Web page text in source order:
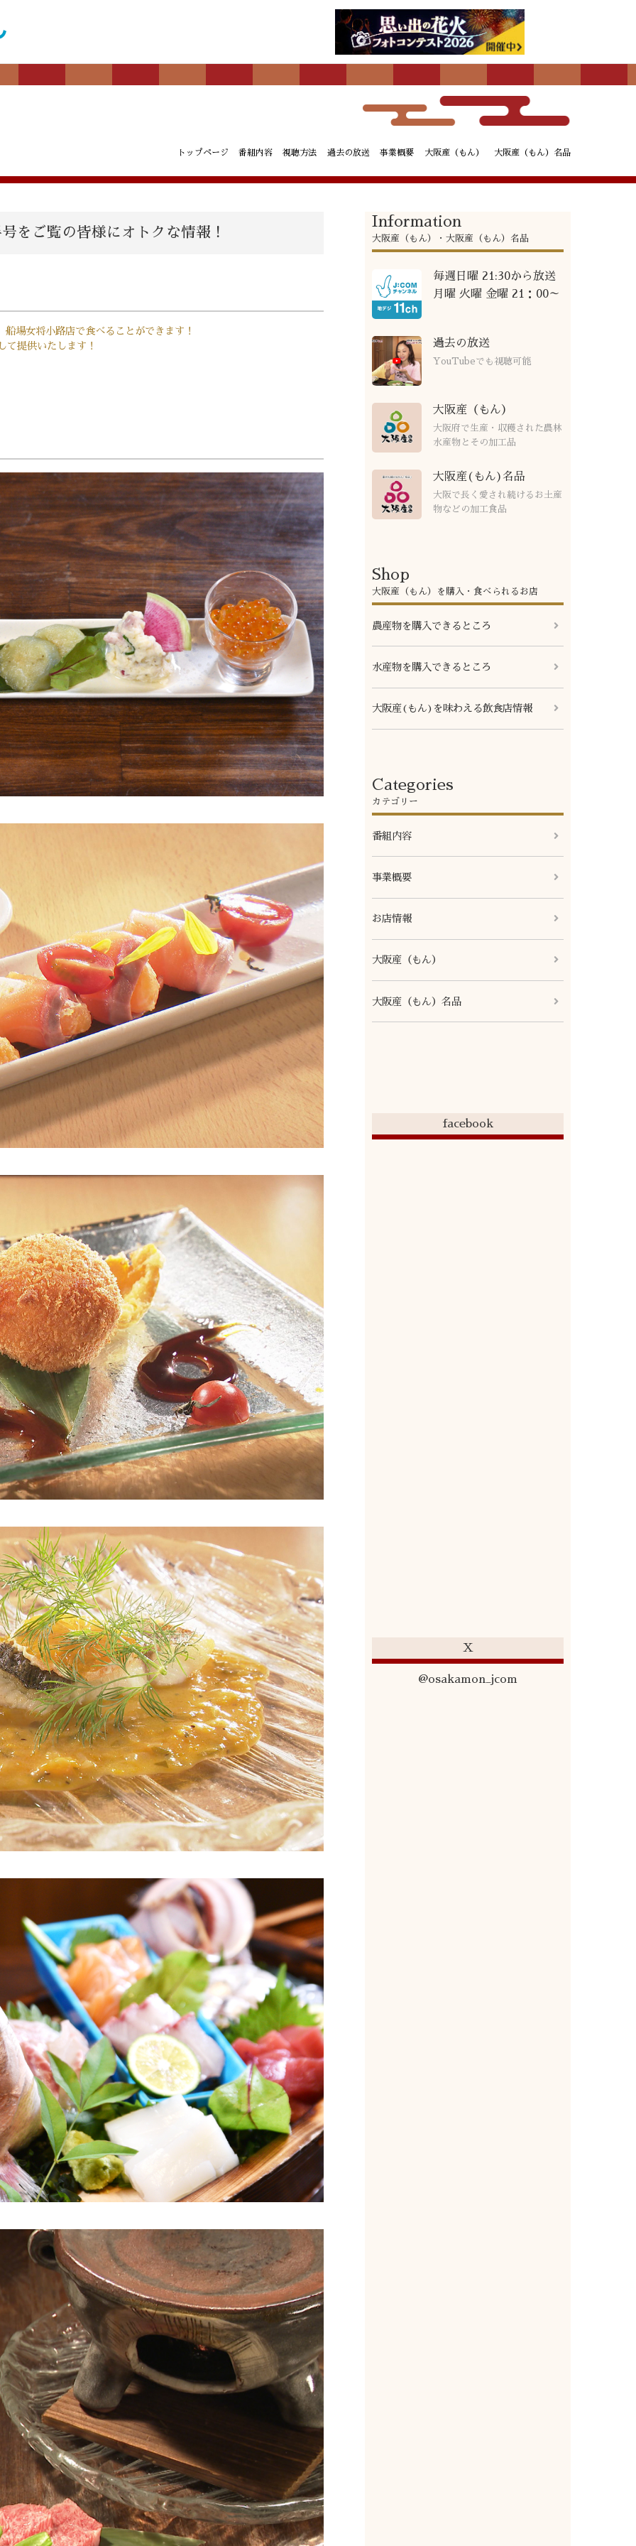
トップページ 番組内容 視聴方法 過去の放送 事業概要 大阪産（もん） 大阪産（もん）名品
をご覧の皆様にオトクな情報！
場女将小路店で食べることができます！
提供いたします！
Information
大阪産（もん）・大阪産（もん）名品
毎週日曜 21:30から放送
月曜 火曜 金曜 21：00～
過去の放送
YouTubeでも視聴可能
大阪産（もん）
大阪府で生産・収穫された農林
水産物とその加工品
大阪産(もん)名品
大阪で長く愛され続けるお土産
物などの加工食品
Shop
大阪産（もん）を購入・食べられるお店
農産物を購入できるところ
水産物を購入できるところ
大阪産(もん)を味わえる飲食店情報
Categories
カテゴリー
番組内容
事業概要
お店情報
大阪産（もん）
大阪産（もん）名品
facebook
X
@osakamon_jcom